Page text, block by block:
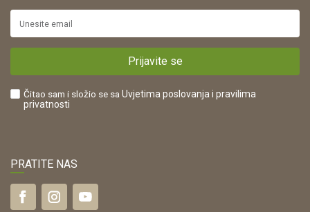
https://www.drvona.hr/
POREZNI BROJ:
Plaćanje karticama
Što dobivam registracijom?
Prijavite se
Čitao sam i složio se sa Uvjetima poslovanja i pravilima
privatnosti
PRATITE NAS